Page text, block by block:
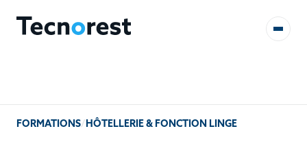
FORMATIONS/ HÔTELLERIE & FONCTION LINGE